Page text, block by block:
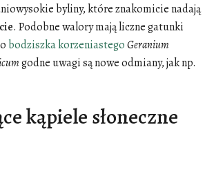
byliny, które znakomicie nadają
. Podobne walory mają liczne gatunki
bodziszka korzeniastegoGeranium
godne uwagi są nowe odmiany, jak np.
kąpiele słoneczne